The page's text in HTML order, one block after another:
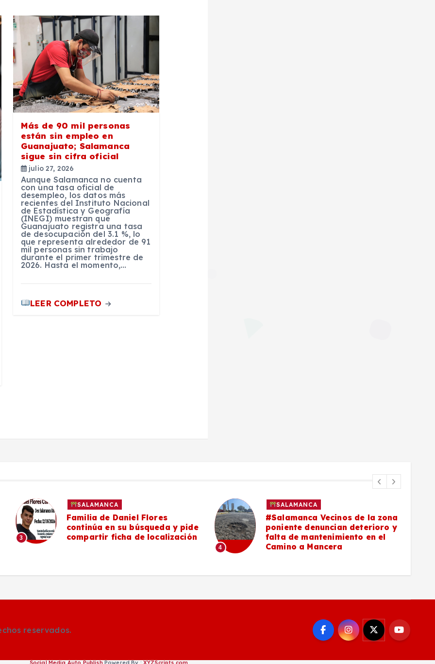
Más de 90 mil personas
están sin empleo en
Guanajuato; Salamanca
sigue sin cifra oficial
julio 27, 2026
Aunque Salamanca no cuenta
con una tasa oficial de
desempleo, los datos más
recientes del Instituto Nacional
de Estadística y Geografía
(INEGI) muestran que
Guanajuato registra una tasa
de desocupación del 3.1 %, lo
que representa alrededor de 91
mil personas sin trabajo
durante el primer trimestre de
2026. Hasta el momento,…
LEER COMPLETO
3
SALAMANCA
Familia de Daniel Flores
continúa en su búsqueda y pide
compartir ficha de localización
4
SALAMANCA
#Salamanca Vecinos de la zona
poniente denuncian deterioro y
falta de mantenimiento en el
Camino a Mancera
reservados.
Social Media Auto Publish Powered By : XYZScripts.com